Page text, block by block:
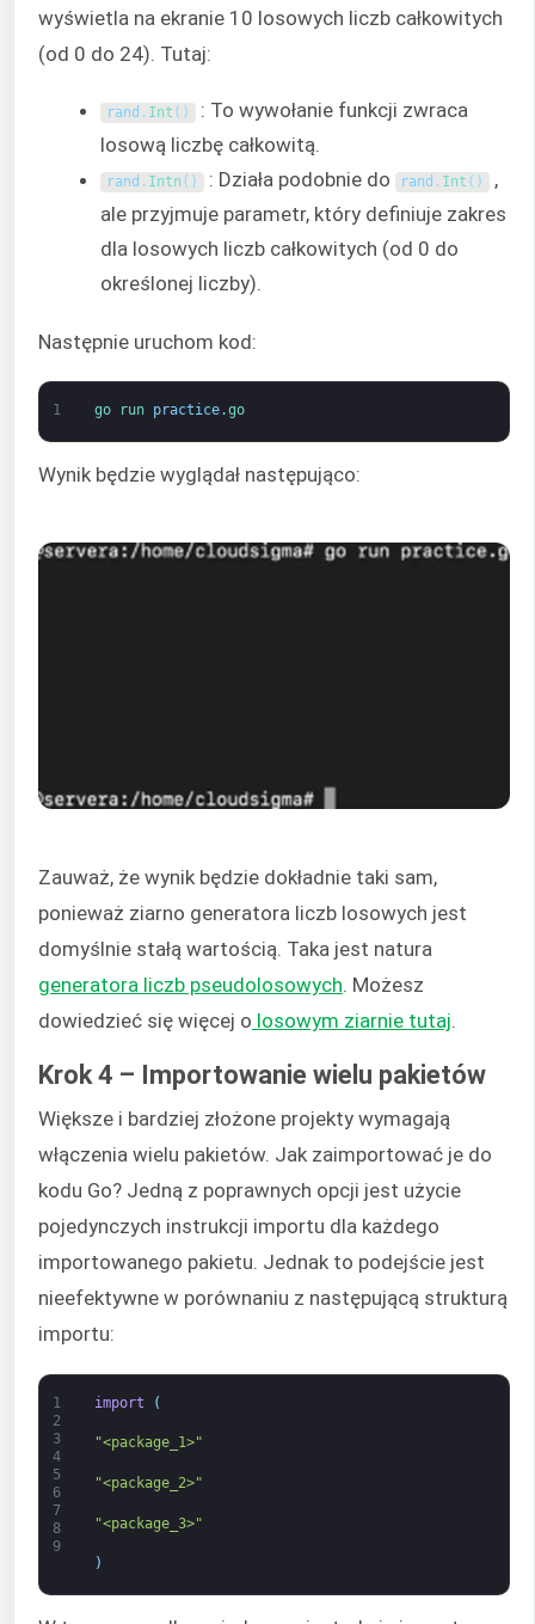
wyświetla na ekranie 10 losowych liczb całkowitych
(od 0 do 24). Tutaj:
rand . Int ( ) : To wywołanie funkcji zwraca
losową liczbę całkowitą.
rand . Intn ( ) : Działa podobnie do rand . Int ( )
,
ale przyjmuje parametr, który definiuje zakres
dla losowych liczb całkowitych (od 0 do
określonej liczby).
Następnie uruchom kod:
1 go run practice.go
Wynik będzie wyglądał następująco:
Zauważ, że wynik będzie dokładnie taki sam,
ponieważ ziarno generatora liczb losowych jest
domyślnie stałą wartością. Taka jest natura
generatora liczb pseudolosowych. Możesz
dowiedzieć się więcej o losowym ziarnie tutaj.
Krok 4 – Importowanie wielu pakietów
Większe i bardziej złożone projekty wymagają
włączenia wielu pakietów. Jak zaimportować je do
kodu Go? Jedną z poprawnych opcji jest użycie
pojedynczych instrukcji importu dla każdego
importowanego pakietu. Jednak to podejście jest
nieefektywne w porównaniu z następującą strukturą
importu:
1
2
3
4
5
6
7
8
9
import (
"<package_1>"
"<package_2>"
"<package_3>"
)